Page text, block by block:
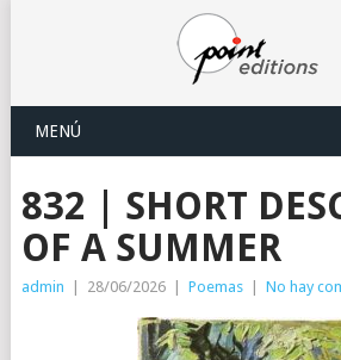
MENÚ
832 | SHORT
OF A SUMMER
admin 28/06/2026 Poemas No hay